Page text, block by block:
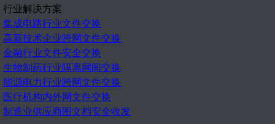
行业解决方案
集成电路行业文件交换
高新技术企业跨网文件交换
金融行业文件安全交换
生物制药行业隔离网间交换
能源电力行业跨网文件交换
医疗机构内外网文件交换
制造业供应商图文档安全收发